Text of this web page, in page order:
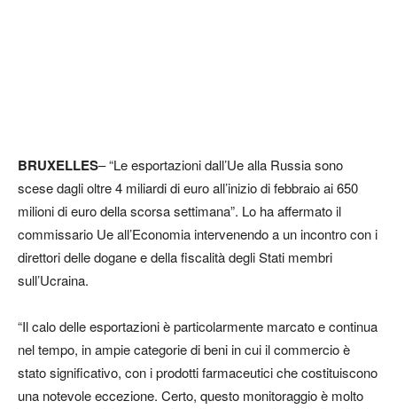
BRUXELLES– “Le esportazioni dall’Ue alla Russia sono
scese dagli oltre 4 miliardi di euro all’inizio di febbraio ai 650
milioni di euro della scorsa settimana”. Lo ha affermato il
commissario Ue all’Economia intervenendo a un incontro con i
direttori delle dogane e della fiscalità degli Stati membri
sull’Ucraina.
“Il calo delle esportazioni è particolarmente marcato e continua
nel tempo, in ampie categorie di beni in cui il commercio è
stato significativo, con i prodotti farmaceutici che costituiscono
una notevole eccezione. Certo, questo monitoraggio è molto